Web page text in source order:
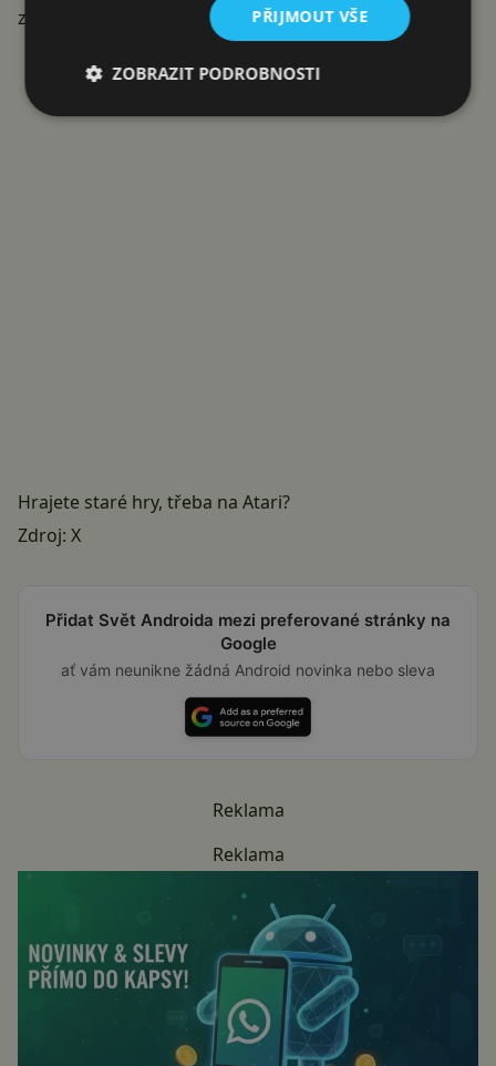
zařízení najít mohlo.
Hrajete staré hry, třeba na Atari?
Zdroj: X
Přidat Svět Androida mezi preferované stránky na
Google
ať vám neunikne žádná Android novinka nebo sleva
Reklama
Reklama
PŘIJMOUT VŠE
ZOBRAZIT PODROBNOSTI